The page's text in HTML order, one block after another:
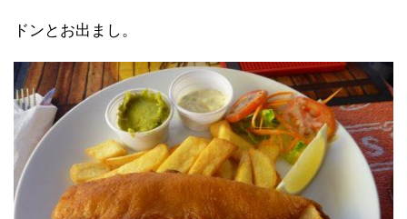
ドンとお出まし。